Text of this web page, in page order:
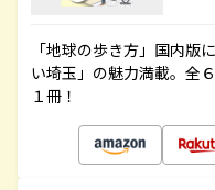
「地球の歩き方」国内版
い埼玉」の魅力満載。全
１冊！